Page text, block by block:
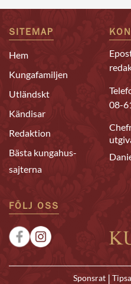
SITEMAP
Hem
Kungafamiljen
Utländskt
Kändisar
Redaktion
Bästa kungahus-
sajterna
08-
FÖLJ OSS
Sponsrat |